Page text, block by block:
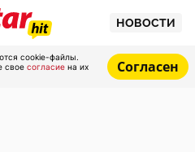
НОВОСТИ
cookie-файлы.
свое согласие на их
Согласен